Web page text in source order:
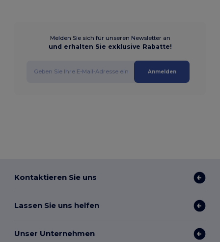
Melden Sie sich für unseren Newsletter an
und erhalten Sie exklusive Rabatte!
Anmelden
Kontaktieren Sie uns
Lassen Sie uns helfen
Unser Unternehmen